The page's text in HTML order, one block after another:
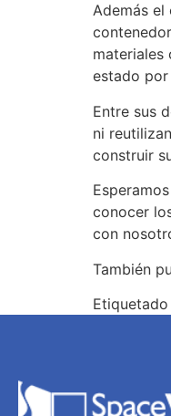
Además el
materiales
estado
Entre sus
ni
construir
conocer
con
También
Etiquetado